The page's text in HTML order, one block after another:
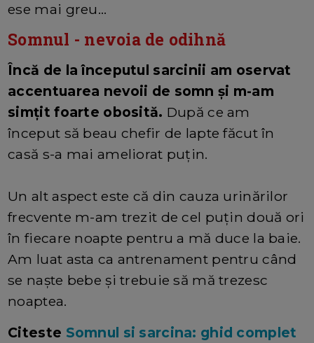
ese mai greu...
Somnul - nevoia de odihnă
Încă de la începutul sarcinii am oservat
accentuarea nevoii de somn și m-am
simțit foarte obosită. După ce am
început să beau chefir de lapte făcut în
casă s-a mai ameliorat puțin.
Un alt aspect este că din cauza urinărilor
frecvente m-am trezit de cel puțin două ori
în fiecare noapte pentru a mă duce la baie.
Am luat asta ca antrenament pentru când
se naște bebe și trebuie să mă trezesc
noaptea.
Citeste Somnul si sarcina: ghid complet